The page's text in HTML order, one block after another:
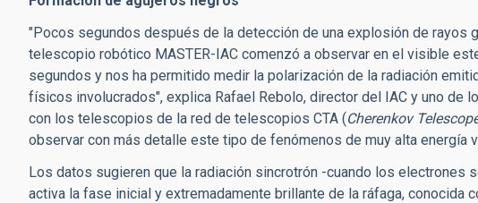
"Pocos segundos después de la detección de una explosión de rayos
telescopio robótico MASTER-IAC comenzó a observar en el visible
segundos y nos ha permitido medir la polarización de la radiación
físicos involucrados", explica Rafael Rebolo, director del IAC y uno de
con los telescopios de la red de telescopios CTA (Cherenkov
observar con más detalle este tipo de fenómenos de muy alta energía
Los datos sugieren que la radiación sincrotrón -cuando los electrones
activa la fase inicial y extremadamente brillante de la ráfaga, conocida